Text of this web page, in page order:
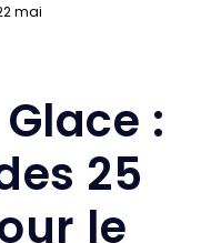
mai
:
25
le